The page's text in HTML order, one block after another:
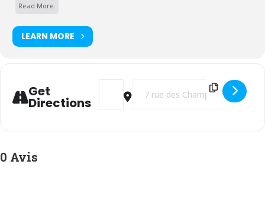
Read More.
LEARN MORE
Get
Directions
Address - Les nuits d'été : atelier jeune
Destination Address - Les nuits
0 Avis